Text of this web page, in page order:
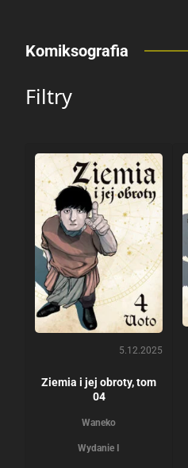
Komiksografia
Filtry
5.12.2025
Ziemia i jej obroty, tom
04
Waneko
Wydanie I